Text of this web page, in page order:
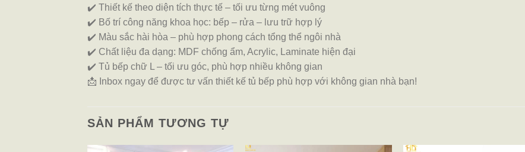
✔️ Thiết kế theo diện tích thực tế – tối ưu từng mét vuông
✔️ Bố trí công năng khoa học: bếp – rửa – lưu trữ hợp lý
✔️ Màu sắc hài hòa – phù hợp phong cách tổng thể ngôi nhà
✔️ Chất liệu đa dạng: MDF chống ẩm, Acrylic, Laminate hiện đại
✔️ Tủ bếp chữ L – tối ưu góc, phù hợp nhiều không gian
📩 Inbox ngay để được tư vấn thiết kế tủ bếp phù hợp với không gian nhà bạn!
SẢN PHẨM TƯƠNG TỰ